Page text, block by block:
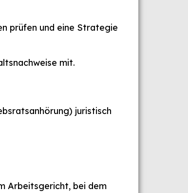
prüfen und eine Strategie
mit.
juristisch
Arbeitsgericht, bei dem